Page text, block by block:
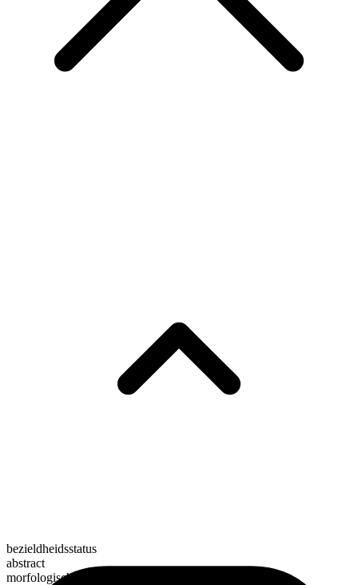
bezieldheidsstatus
abstract
morfologische samenstelling